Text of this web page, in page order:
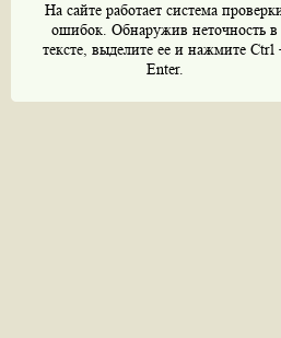
На сайте работает система
ошибок. Обнаружив неточность в
тексте, выделите ее и нажмите Ctrl
Enter.